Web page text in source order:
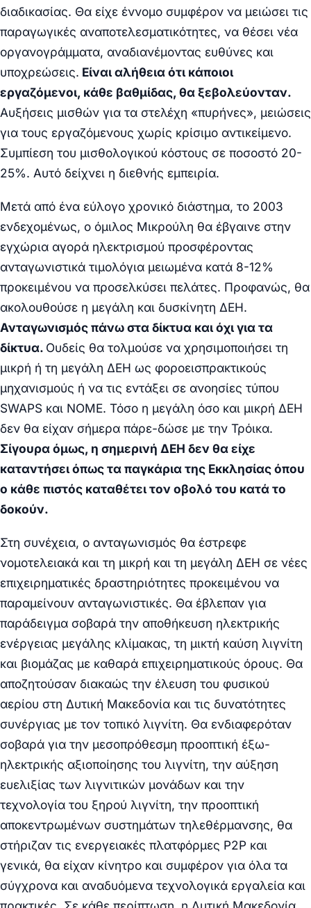
διαδικασίας. Θα είχε έννομο συμφέρον να μειώσει τις
παραγωγικές αναποτελεσματικότητες, να θέσει νέα
οργανογράμματα, αναδιανέμοντας ευθύνες και
υποχρεώσεις. Είναι αλήθεια ότι κάποιοι
εργαζόμενοι, κάθε βαθμίδας, θα ξεβολεύονταν.
Αυξήσεις μισθών για τα στελέχη «πυρήνες», μειώσεις
για τους εργαζόμενους χωρίς κρίσιμο αντικείμενο.
Συμπίεση του μισθολογικού κόστους σε ποσοστό 20-
25%. Αυτό δείχνει η διεθνής εμπειρία.
Μετά από ένα εύλογο χρονικό διάστημα, το 2003
ενδεχομένως, ο όμιλος Μικρούλη θα έβγαινε στην
εγχώρια αγορά ηλεκτρισμού προσφέροντας
ανταγωνιστικά τιμολόγια μειωμένα κατά 8-12%
προκειμένου να προσελκύσει πελάτες. Προφανώς, θα
ακολουθούσε η μεγάλη και δυσκίνητη ΔΕΗ.
Ανταγωνισμός πάνω στα δίκτυα και όχι για τα
δίκτυα. Ουδείς θα τολμούσε να χρησιμοποιήσει τη
μικρή ή τη μεγάλη ΔΕΗ ως φοροεισπρακτικούς
μηχανισμούς ή να τις εντάξει σε ανοησίες τύπου
SWAPS και ΝΟΜΕ. Τόσο η μεγάλη όσο και μικρή ΔΕΗ
δεν θα είχαν σήμερα πάρε-δώσε με την Τρόικα.
Σίγουρα όμως, η σημερινή ΔΕΗ δεν θα είχε
καταντήσει όπως τα παγκάρια της Εκκλησίας όπου
ο κάθε πιστός καταθέτει τον οβολό του κατά το
δοκούν.
Στη συνέχεια, ο ανταγωνισμός θα έστρεφε
νομοτελειακά και τη μικρή και τη μεγάλη ΔΕΗ σε νέες
επιχειρηματικές δραστηριότητες προκειμένου να
παραμείνουν ανταγωνιστικές. Θα έβλεπαν για
παράδειγμα σοβαρά την αποθήκευση ηλεκτρικής
ενέργειας μεγάλης κλίμακας, τη μικτή καύση λιγνίτη
και βιομάζας με καθαρά επιχειρηματικούς όρους. Θα
αποζητούσαν διακαώς την έλευση του φυσικού
αερίου στη Δυτική Μακεδονία και τις δυνατότητες
συνέργιας με τον τοπικό λιγνίτη. Θα ενδιαφερόταν
σοβαρά για την μεσοπρόθεσμη προοπτική έξω-
ηλεκτρικής αξιοποίησης του λιγνίτη, την αύξηση
ευελιξίας των λιγνιτικών μονάδων και την
τεχνολογία του ξηρού λιγνίτη, την προοπτική
αποκεντρωμένων συστημάτων τηλεθέρμανσης, θα
στήριζαν τις ενεργειακές πλατφόρμες P2P και
γενικά, θα είχαν κίνητρο και συμφέρον για όλα τα
σύγχρονα και αναδυόμενα τεχνολογικά εργαλεία και